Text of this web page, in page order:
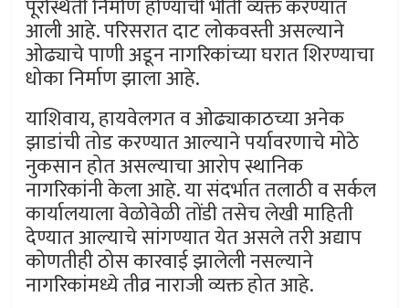
पूरस्थिती निर्माण होण्याची भीती व्यक्त करण्यात
आली आहे. परिसरात दाट लोकवस्ती असल्याने
ओढ्याचे पाणी अडून नागरिकांच्या घरात शिरण्याचा
धोका निर्माण झाला आहे.
याशिवाय, हायवेलगत व ओढ्याकाठच्या अनेक
झाडांची तोड करण्यात आल्याने पर्यावरणाचे मोठे
नुकसान होत असल्याचा आरोप स्थानिक
नागरिकांनी केला आहे. या संदर्भात तलाठी व सर्कल
कार्यालयाला वेळोवेळी तोंडी तसेच लेखी माहिती
देण्यात आल्याचे सांगण्यात येत असले तरी अद्याप
कोणतीही ठोस कारवाई झालेली नसल्याने
नागरिकांमध्ये तीव्र नाराजी व्यक्त होत आहे.